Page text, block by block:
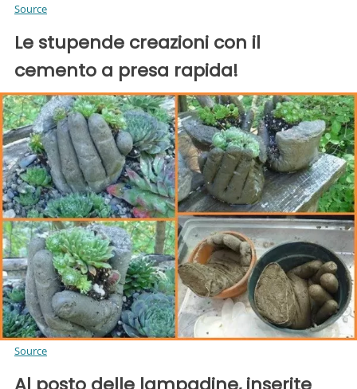
Source
Le stupende creazioni con il
cemento a presa rapida!
Source